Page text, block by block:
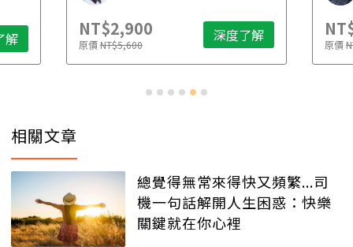
解 NT$2,900
原價NT$5,600 深度了解 原價
相關文章
總覺得無常來得快又頻繁...司
機一句話解開人生困惑：快樂
關鍵就在你心裡